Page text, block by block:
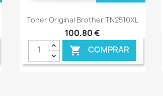
Ver+
Toner Original Brother TN2510XL
100,80 €
 COMPRAR